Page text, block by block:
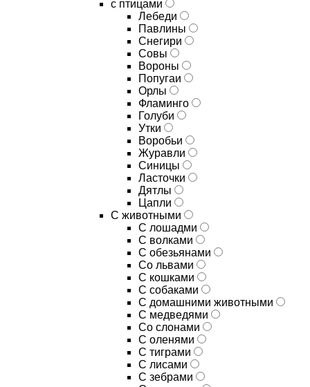
с птицами
Лебеди
Павлины
Снегири
Совы
Вороны
Попугаи
Орлы
Фламинго
Голуби
Утки
Воробьи
Журавли
Синицы
Ласточки
Дятлы
Цапли
С животными
С лошадми
С волками
С обезьянами
Со львами
С кошками
С собаками
С домашними животными
С медведями
Со слонами
С оленями
С тиграми
С лисами
С зебрами